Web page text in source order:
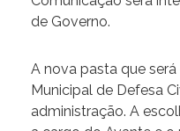
de Governo.
A nova pasta que
Municipal de Defesa
administração. A